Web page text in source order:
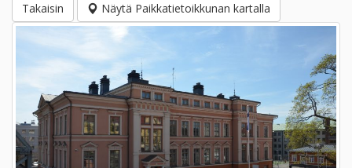
Takaisin Näytä Paikkatietoikkunan kartalla